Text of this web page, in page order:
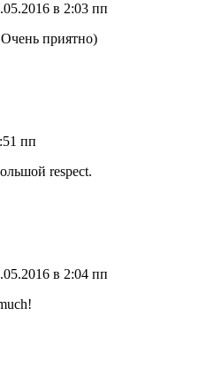
в 2:03 пп
приятно)
пп
respect.
в 2:04 пп